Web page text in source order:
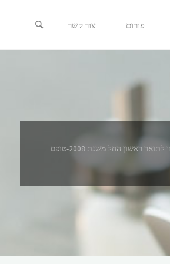
פורום צור קשר
נקודות זיכוי לתואר ראשון החל משנת 2008-טופס